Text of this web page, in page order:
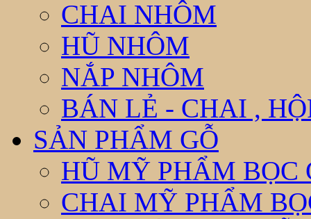
CHAI NHÔM
HŨ NHÔM
NẮP NHÔM
BÁN LẺ - CHAI ,
SẢN PHẨM GỖ
HŨ MỸ PHẨM BỌC
CHAI MỸ PHẨM